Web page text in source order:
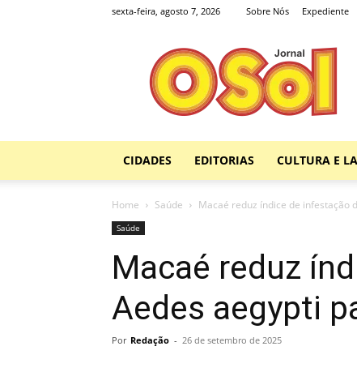
sexta-feira, agosto 7, 2026 Sobre Nós Expediente
Jornal
O
Sol
CIDADES EDITORIAS CULTURA E
Home Saúde Macaé reduz índice de infestação
Saúde
Macaé reduz
Aedes aegypti
Por Redação - 26 de setembro de 2025